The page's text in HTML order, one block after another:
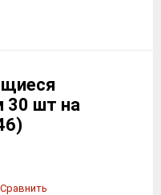
30 шт на
Сравнить